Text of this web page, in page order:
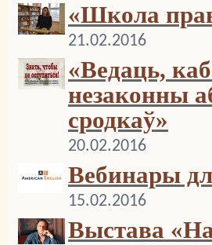
«Школа
21.02.2016
«Ведаць,
незаконны
сродкаў»
20.02.2016
Вебинары
15.02.2016
Выстава